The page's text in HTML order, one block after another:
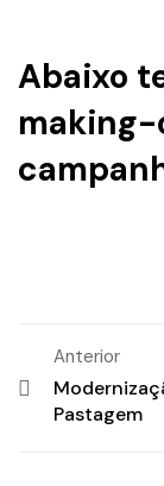
Abaixo
making-
Anterior
Pastagem